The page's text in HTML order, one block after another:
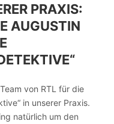
PRAXIS:
AUGUSTIN
von RTL für die
in unserer Praxis.
natürlich um den